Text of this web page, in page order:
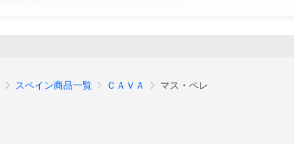
スペイン商品一覧 ＣＡＶＡ マス・ペレ